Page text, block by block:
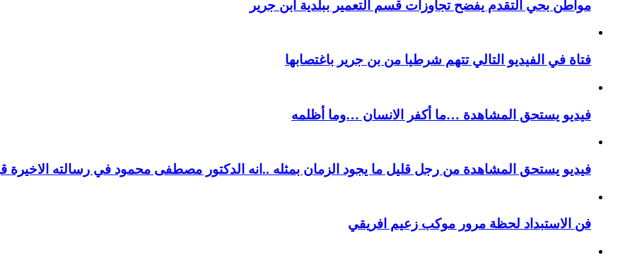
مواطن بحي التقدم يفضح تجاوزات قسم التعمير ببلدية ابن جرير
فتاة في الفيديو التالي تتهم شرطيا من بن جرير باغتصابها
فيديو يستحق المشاهدة …ما أكفر الانسان …وما أظلمه
فيديو يستحق المشاهدة من رجل قليل ما يجود الزمان بمثله ..انه الدكتور مصطفى محمود في رسالته الاخيرة
فن الاستبداد لحظة مرور موكب زعيم افريقي